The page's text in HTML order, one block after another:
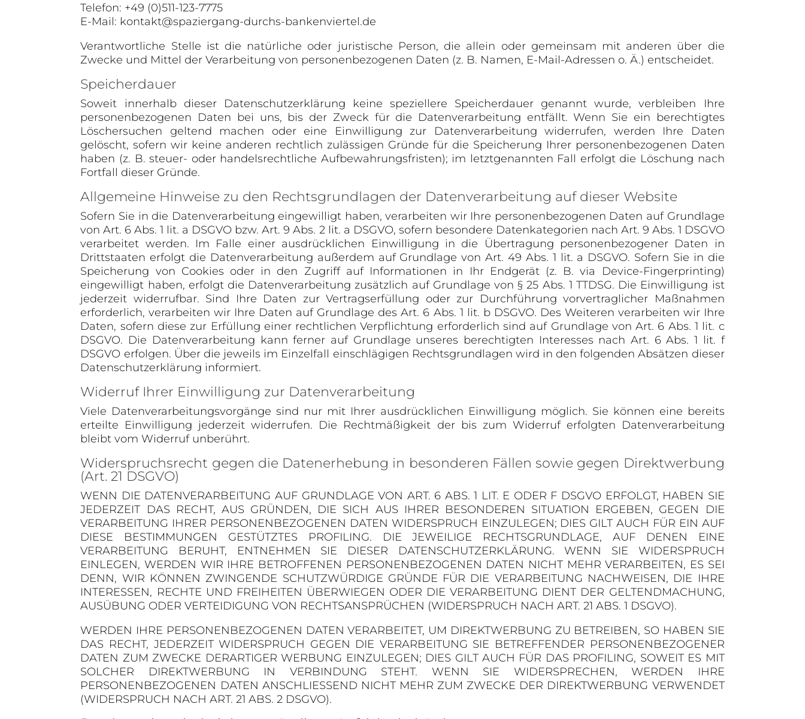
Telefon: +49 (0)511-123-7775
E-Mail: kontakt@spaziergang-durchs-bankenviertel.de
Verantwortliche Stelle ist die natürliche oder juristische Person, die allein oder gemeinsam mit anderen über die
Zwecke und Mittel der Verarbeitung von personenbezogenen Daten (z. B. Namen, E-Mail-Adressen o. Ä.) entscheidet.
Speicherdauer
Soweit innerhalb dieser Datenschutzerklärung keine speziellere Speicherdauer genannt wurde, verbleiben Ihre
personenbezogenen Daten bei uns, bis der Zweck für die Datenverarbeitung entfällt. Wenn Sie ein berechtigtes
Löschersuchen geltend machen oder eine Einwilligung zur Datenverarbeitung widerrufen, werden Ihre Daten
gelöscht, sofern wir keine anderen rechtlich zulässigen Gründe für die Speicherung Ihrer personenbezogenen Daten
haben (z. B. steuer- oder handelsrechtliche Aufbewahrungsfristen); im letztgenannten Fall erfolgt die Löschung nach
Fortfall dieser Gründe.
Allgemeine Hinweise zu den Rechtsgrundlagen der Datenverarbeitung auf dieser Website
Sofern Sie in die Datenverarbeitung eingewilligt haben, verarbeiten wir Ihre personenbezogenen Daten auf Grundlage
von Art. 6 Abs. 1 lit. a DSGVO bzw. Art. 9 Abs. 2 lit. a DSGVO, sofern besondere Datenkategorien nach Art. 9 Abs. 1 DSGVO
verarbeitet werden. Im Falle einer ausdrücklichen Einwilligung in die Übertragung personenbezogener Daten in
Drittstaaten erfolgt die Datenverarbeitung außerdem auf Grundlage von Art. 49 Abs. 1 lit. a DSGVO. Sofern Sie in die
Speicherung von Cookies oder in den Zugriff auf Informationen in Ihr Endgerät (z. B. via Device-Fingerprinting)
eingewilligt haben, erfolgt die Datenverarbeitung zusätzlich auf Grundlage von § 25 Abs. 1 TTDSG. Die Einwilligung ist
jederzeit widerrufbar. Sind Ihre Daten zur Vertragserfüllung oder zur Durchführung vorvertraglicher Maßnahmen
erforderlich, verarbeiten wir Ihre Daten auf Grundlage des Art. 6 Abs. 1 lit. b DSGVO. Des Weiteren verarbeiten wir Ihre
Daten, sofern diese zur Erfüllung einer rechtlichen Verpflichtung erforderlich sind auf Grundlage von Art. 6 Abs. 1 lit. c
DSGVO. Die Datenverarbeitung kann ferner auf Grundlage unseres berechtigten Interesses nach Art. 6 Abs. 1 lit. f
DSGVO erfolgen. Über die jeweils im Einzelfall einschlägigen Rechtsgrundlagen wird in den folgenden Absätzen dieser
Datenschutzerklärung informiert.
Widerruf Ihrer Einwilligung zur Datenverarbeitung
Viele Datenverarbeitungsvorgänge sind nur mit Ihrer ausdrücklichen Einwilligung möglich. Sie können eine bereits
erteilte Einwilligung jederzeit widerrufen. Die Rechtmäßigkeit der bis zum Widerruf erfolgten Datenverarbeitung
bleibt vom Widerruf unberührt.
Widerspruchsrecht gegen die Datenerhebung in besonderen Fällen sowie gegen Direktwerbung
(Art. 21 DSGVO)
WENN DIE DATENVERARBEITUNG AUF GRUNDLAGE VON ART. 6 ABS. 1 LIT. E ODER F DSGVO ERFOLGT, HABEN SIE
JEDERZEIT DAS RECHT, AUS GRÜNDEN, DIE SICH AUS IHRER BESONDEREN SITUATION ERGEBEN, GEGEN DIE
VERARBEITUNG IHRER PERSONENBEZOGENEN DATEN WIDERSPRUCH EINZULEGEN; DIES GILT AUCH FÜR EIN AUF
DIESE BESTIMMUNGEN GESTÜTZTES PROFILING. DIE JEWEILIGE RECHTSGRUNDLAGE, AUF DENEN EINE
VERARBEITUNG BERUHT, ENTNEHMEN SIE DIESER DATENSCHUTZERKLÄRUNG. WENN SIE WIDERSPRUCH
EINLEGEN, WERDEN WIR IHRE BETROFFENEN PERSONENBEZOGENEN DATEN NICHT MEHR VERARBEITEN, ES SEI
DENN, WIR KÖNNEN ZWINGENDE SCHUTZWÜRDIGE GRÜNDE FÜR DIE VERARBEITUNG NACHWEISEN, DIE IHRE
INTERESSEN, RECHTE UND FREIHEITEN ÜBERWIEGEN ODER DIE VERARBEITUNG DIENT DER GELTENDMACHUNG,
AUSÜBUNG ODER VERTEIDIGUNG VON RECHTSANSPRÜCHEN (WIDERSPRUCH NACH ART. 21 ABS. 1 DSGVO).
WERDEN IHRE PERSONENBEZOGENEN DATEN VERARBEITET, UM DIREKTWERBUNG ZU BETREIBEN, SO HABEN SIE
DAS RECHT, JEDERZEIT WIDERSPRUCH GEGEN DIE VERARBEITUNG SIE BETREFFENDER PERSONENBEZOGENER
DATEN ZUM ZWECKE DERARTIGER WERBUNG EINZULEGEN; DIES GILT AUCH FÜR DAS PROFILING, SOWEIT ES MIT
SOLCHER DIREKTWERBUNG IN VERBINDUNG STEHT. WENN SIE WIDERSPRECHEN, WERDEN IHRE
PERSONENBEZOGENEN DATEN ANSCHLIESSEND NICHT MEHR ZUM ZWECKE DER DIREKTWERBUNG VERWENDET
(WIDERSPRUCH NACH ART. 21 ABS. 2 DSGVO).